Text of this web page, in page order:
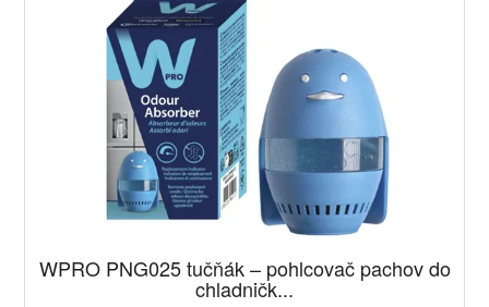
WPRO PNG025 tučňák – pohlcovač pachov do
chladničk...